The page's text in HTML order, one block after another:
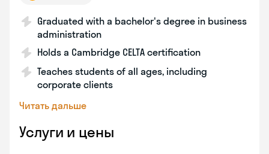
Graduated with a bachelor's degree in business
administration
Holds a Cambridge CELTA certification
Teaches students of all ages, including
corporate clients
Читать дальше
Услуги и цены